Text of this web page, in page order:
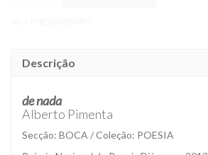
Descrição
de nada
Alberto Pimenta
Secção: BOCA / Coleção: POESIA